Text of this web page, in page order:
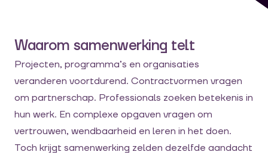
Waarom samenwerking telt
Projecten, programma’s en organisaties
veranderen voortdurend. Contractvormen vragen
om partnerschap. Professionals zoeken betekenis in
hun werk. En complexe opgaven vragen om
vertrouwen, wendbaarheid en leren in het doen.
Toch krijgt samenwerking zelden dezelfde aandacht